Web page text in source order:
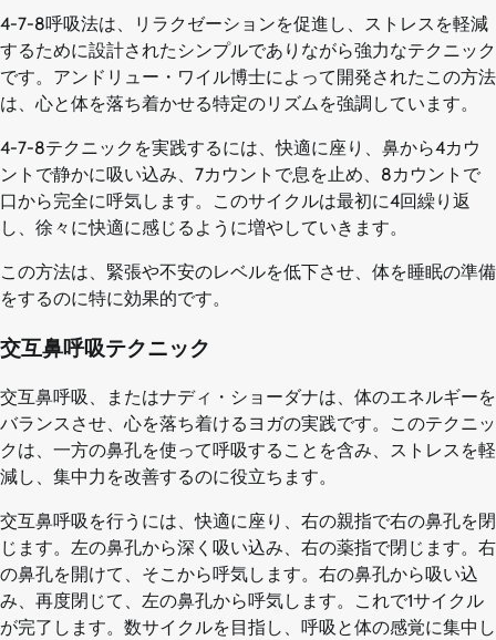
4-7-8呼吸法は、リラクゼーションを促進し、ストレスを軽減
するために設計されたシンプルでありながら強力なテクニック
です。アンドリュー・ワイル博士によって開発されたこの方法
は、心と体を落ち着かせる特定のリズムを強調しています。
4-7-8テクニックを実践するには、快適に座り、鼻から4カウ
ントで静かに吸い込み、7カウントで息を止め、8カウントで
口から完全に呼気します。このサイクルは最初に4回繰り返
し、徐々に快適に感じるように増やしていきます。
この方法は、緊張や不安のレベルを低下させ、体を睡眠の準備
をするのに特に効果的です。
交互鼻呼吸テクニック
交互鼻呼吸、またはナディ・ショーダナは、体のエネルギーを
バランスさせ、心を落ち着けるヨガの実践です。このテクニッ
クは、一方の鼻孔を使って呼吸することを含み、ストレスを軽
減し、集中力を改善するのに役立ちます。
交互鼻呼吸を行うには、快適に座り、右の親指で右の鼻孔を閉
じます。左の鼻孔から深く吸い込み、右の薬指で閉じます。右
の鼻孔を開けて、そこから呼気します。右の鼻孔から吸い込
み、再度閉じて、左の鼻孔から呼気します。これで1サイクル
が完了します。数サイクルを目指し、呼吸と体の感覚に集中し